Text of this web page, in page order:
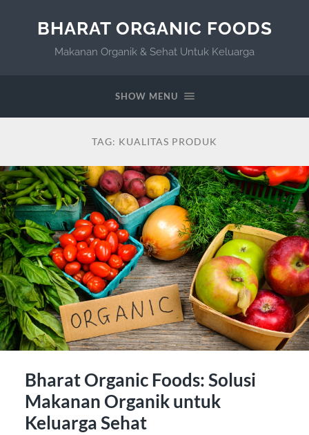
BHARAT ORGANIC FOODS
Makanan Organik & Sehat Untuk Keluarga
SHOW MENU
TAG: KUALITAS PRODUK
Bharat Organic Foods: Solusi
Makanan Organik untuk
Keluarga Sehat